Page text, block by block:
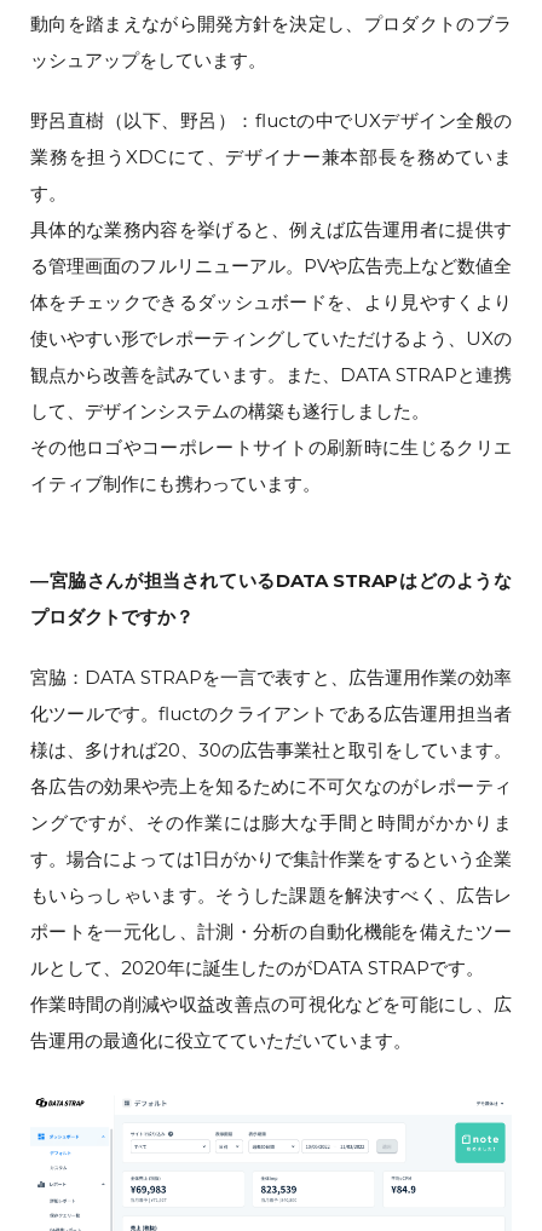
動向を踏まえながら開発方針を決定し、プロダクトのブラ
ッシュアップをしています。
野呂直樹（以下、野呂）：fluctの中でUXデザイン全般の
業務を担うXDCにて、デザイナー兼本部長を務めていま
す。
具体的な業務内容を挙げると、例えば広告運用者に提供す
る管理画面のフルリニューアル。PVや広告売上など数値全
体をチェックできるダッシュボードを、より見やすくより
使いやすい形でレポーティングしていただけるよう、UXの
観点から改善を試みています。また、DATA STRAPと連携
して、デザインシステムの構築も遂行しました。
その他ロゴやコーポレートサイトの刷新時に生じるクリエ
イティブ制作にも携わっています。
―宮脇さんが担当されているDATA STRAPはどのような
プロダクトですか？
宮脇：DATA STRAPを一言で表すと、広告運用作業の効率
化ツールです。fluctのクライアントである広告運用担当者
様は、多ければ20、30の広告事業社と取引をしています。
各広告の効果や売上を知るために不可欠なのがレポーティ
ングですが、その作業には膨大な手間と時間がかかりま
す。場合によっては1日がかりで集計作業をするという企業
もいらっしゃいます。そうした課題を解決すべく、広告レ
ポートを一元化し、計測・分析の自動化機能を備えたツー
ルとして、2020年に誕生したのがDATA STRAPです。
作業時間の削減や収益改善点の可視化などを可能にし、広
告運用の最適化に役立てていただいています。